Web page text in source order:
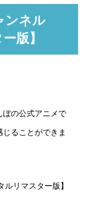
ンネル
版】
ぼの公式アニメで
ることができま
リマスター版】